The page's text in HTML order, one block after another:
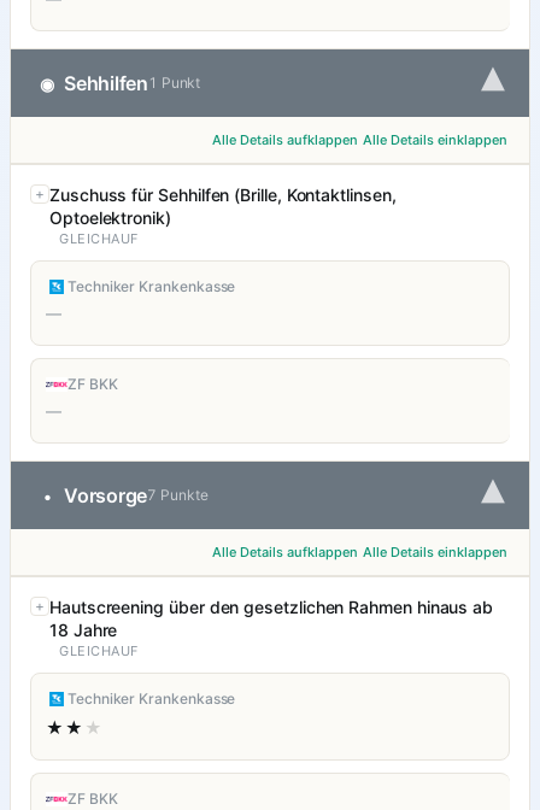
◉ Sehhilfen 1 Punkt ▾
Alle Details aufklappen Alle Details einklappen
Zuschuss für Sehhilfen (Brille, Kontaktlinsen,
Optoelektronik)
GLEICHAUF
Techniker Krankenkasse
—
ZF BKK
—
• Vorsorge7 Punkte ▾
Alle Details aufklappen Alle Details einklappen
Hautscreening über den gesetzlichen Rahmen hinaus ab
18 Jahre
GLEICHAUF
Techniker Krankenkasse
★★ ★
ZF BKK